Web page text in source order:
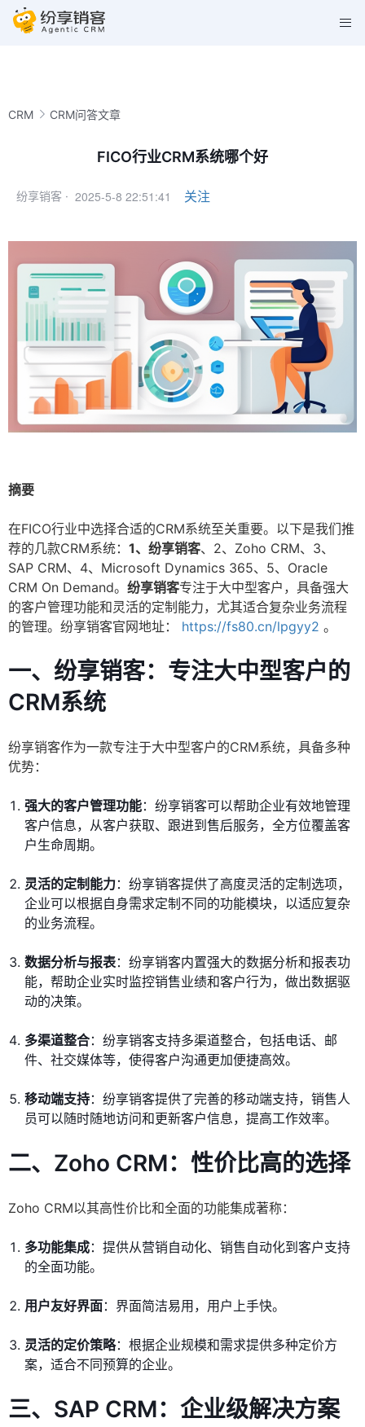
CRM CRM问答文章
FICO行业CRM系统哪个好
纷享销客 · 2025-5-8 22:51:41 关注
摘要
在FICO行业中选择合适的CRM系统至关重要。以下是我们推
荐的几款CRM系统： 1、纷享销客、2、Zoho CRM、3、
SAP CRM、4、Microsoft Dynamics 365、5、Oracle
CRM On Demand。 纷享销客专注于大中型客户，具备强大
的客户管理功能和灵活的定制能力，尤其适合复杂业务流程
的管理。纷享销客官网地址：
https://fs80.cn/lpgyy2 。
一、纷享销客：专注大中型客户的
CRM系统
纷享销客作为一款专注于大中型客户的CRM系统，具备多种
优势：
强大的客户管理功能：纷享销客可以帮助企业有效地管理
客户信息，从客户获取、跟进到售后服务，全方位覆盖客
户生命周期。
灵活的定制能力：纷享销客提供了高度灵活的定制选项，
企业可以根据自身需求定制不同的功能模块，以适应复杂
的业务流程。
数据分析与报表：纷享销客内置强大的数据分析和报表功
能，帮助企业实时监控销售业绩和客户行为，做出数据驱
动的决策。
多渠道整合：纷享销客支持多渠道整合，包括电话、邮
件、社交媒体等，使得客户沟通更加便捷高效。
移动端支持：纷享销客提供了完善的移动端支持，销售人
员可以随时随地访问和更新客户信息，提高工作效率。
二、Zoho CRM：性价比高的选择
Zoho CRM以其高性价比和全面的功能集成著称：
多功能集成：提供从营销自动化、销售自动化到客户支持
的全面功能。
用户友好界面：界面简洁易用，用户上手快。
灵活的定价策略：根据企业规模和需求提供多种定价方
案，适合不同预算的企业。
三、SAP CRM：企业级解决方案